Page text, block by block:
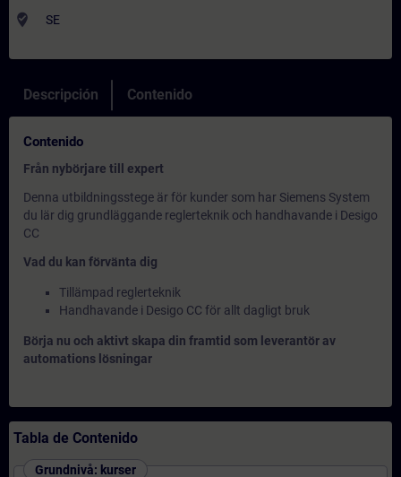
where_to_vote SE
Descripción Contenido
Contenido
Från nybörjare till expert
Denna utbildningsstege är för kunder som har Siemens System
du lär dig grundläggande reglerteknik och handhavande i Desigo
CC
Vad du kan förvänta dig
Tillämpad reglerteknik
Handhavande i Desigo CC för allt dagligt bruk
Börja nu och aktivt skapa din framtid som leverantör av
automations lösningar
Tabla de Contenido
Grundnivå: kurser